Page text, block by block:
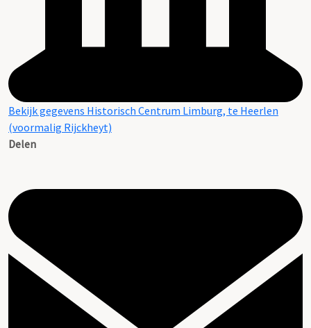
Bekijk gegevens Historisch Centrum Limburg, te Heerlen
(voormalig Rijckheyt)
Delen